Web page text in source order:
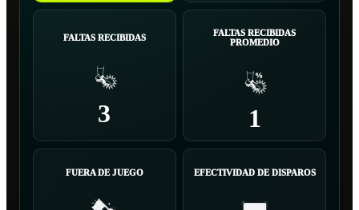
FALTAS RECIBIDAS
3
FALTAS RECIBIDAS
PROMEDIO
1
FUERA DE JUEGO EFECTIVIDAD DE DISPAROS